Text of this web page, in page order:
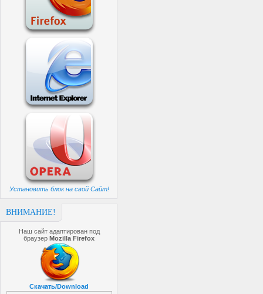
Установить блок на свой Сайт!
ВНИМАНИЕ!
Наш сайт адаптирован под
браузерMozilla Firefox
Скачать/Download